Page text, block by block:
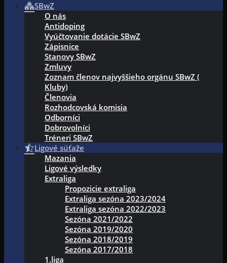
SBwZ
O nás
Antidoping
Vyúčtovanie dotácie SBwZ
Zápisnice
Stanovy SBwZ
Zmluvy
Zoznam členov najvyššieho orgánu SBwZ (
Kluby)
Členovia
Rozhodcovská komisia
Odborníci
Dobrovolníci
Tréneri SBwZ
Ligové súťaže
Mazania
Ligové výsledky
Extraliga
Propozicie extraliga
Extraliga sezóna 2023/2024
Extraliga sezóna 2022/2023
Sezóna 2021/2022
Sezóna 2019/2020
Sezóna 2018/2019
Sezóna 2017/2018
1.liga